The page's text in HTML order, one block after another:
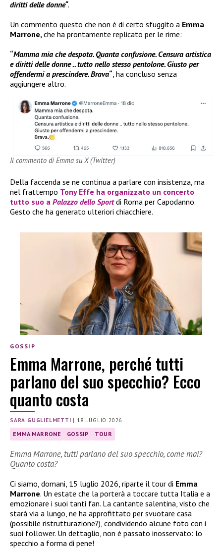
diritti delle donne“.
Un commento questo che non è di certo sfuggito a Emma
Marrone, che ha prontamente replicato per le rime:
“Mamma mia che despota. Quanta confusione. Censura artistica
e diritti delle donne .. tutto nello stesso pentolone. Giusto per
offendermi a prescindere. Brava“ , ha concluso senza
aggiungere altro.
Il commento di Emma su X (Twitter)
Della faccenda se ne continua a parlare con insistenza, ma
nel frattempo Tony Effe ha organizzato un concerto
tutto suo a Palazzo dello Sportdi Roma per Capodanno.
Gesto che ha generato ulteriori chiacchiere.
GOSSIP
Emma Marrone, perché tutti
parlano del suo specchio? Ecco
quanto costa
SARA GUGLIELMETTI | 18 LUGLIO 2026
EMMA MARRONE GOSSIP TOUR
Emma Marrone, tutti parlano del suo specchio, come mai?
Quanto costa?
Ci siamo, domani, 15 luglio 2026, riparte il tour di Emma
Marrone. Un estate che la porterà a toccare tutta Italia e a
emozionare i suoi tanti fan. La cantante salentina, visto che
starà via a lungo, ne ha approfittato per svuotare casa
(possibile ristrutturazione?), condividendo alcune foto con i
suoi follower. Un dettaglio, non è passato inosservato: lo
specchio a forma di pene!